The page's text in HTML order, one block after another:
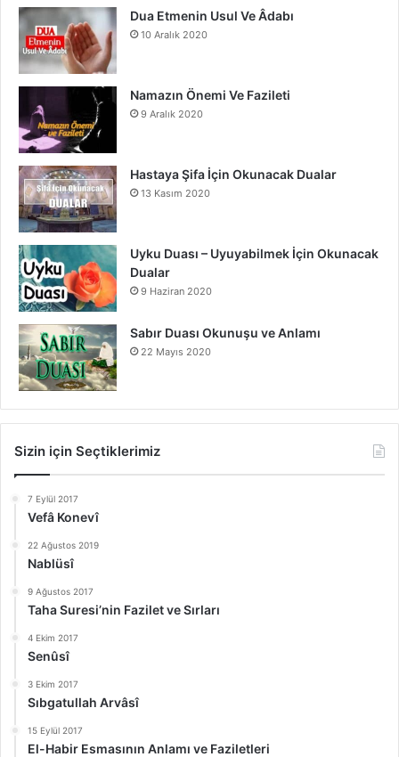
Dua Etmenin Usul Ve Âdabı
10 Aralık 2020
Namazın Önemi Ve Fazileti
9 Aralık 2020
Hastaya Şifa İçin Okunacak Dualar
13 Kasım 2020
Uyku Duası – Uyuyabilmek İçin Okunacak
Dualar
9 Haziran 2020
Sabır Duası Okunuşu ve Anlamı
22 Mayıs 2020
Sizin için Seçtiklerimiz
7 Eylül 2017
Vefâ Konevî
22 Ağustos 2019
Nablüsî
9 Ağustos 2017
Taha Suresi’nin Fazilet ve Sırları
4 Ekim 2017
Senûsî
3 Ekim 2017
Sıbgatullah Arvâsî
15 Eylül 2017
El-Habir Esmasının Anlamı ve Faziletleri